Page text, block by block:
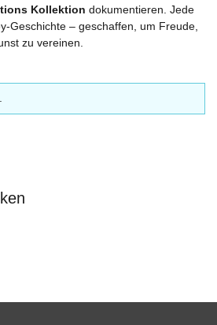
Kollektion dokumentieren. Jede
Geschichte – geschaffen, um Freude,
zu vereinen.